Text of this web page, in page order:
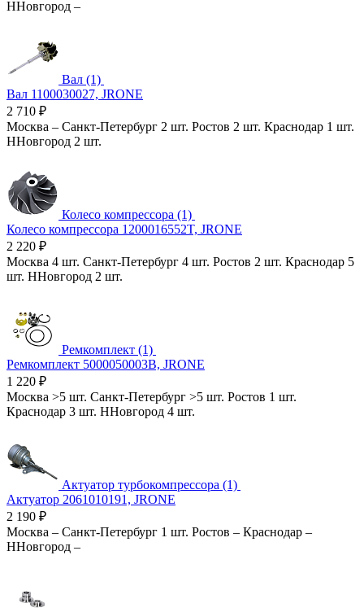
ННовгород –
Вал (1)
Вал 1100030027, JRONE
2 710 ₽
Москва – Санкт-Петербург 2 шт. Ростов 2 шт. Краснодар 1 шт.
ННовгород 2 шт.
Колесо компрессора (1)
Колесо компрессора 1200016552T, JRONE
2 220 ₽
Москва 4 шт. Санкт-Петербург 4 шт. Ростов 2 шт. Краснодар 5
шт. ННовгород 2 шт.
Ремкомплект (1)
Ремкомплект 5000050003B, JRONE
1 220 ₽
Москва >5 шт. Санкт-Петербург >5 шт. Ростов 1 шт.
Краснодар 3 шт. ННовгород 4 шт.
Актуатор турбокомпрессора (1)
Актуатор 2061010191, JRONE
2 190 ₽
Москва – Санкт-Петербург 1 шт. Ростов – Краснодар –
ННовгород –